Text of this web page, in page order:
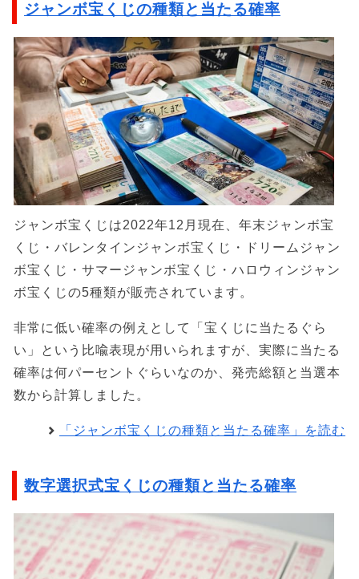
ジャンボ宝くじの種類と当たる確率
ジャンボ宝くじは2022年12月現在、年末ジャンボ宝
くじ・バレンタインジャンボ宝くじ・ドリームジャン
ボ宝くじ・サマージャンボ宝くじ・ハロウィンジャン
ボ宝くじの5種類が販売されています。
非常に低い確率の例えとして「宝くじに当たるぐら
い」という比喩表現が用いられますが、実際に当たる
確率は何パーセントぐらいなのか、発売総額と当選本
数から計算しました。
「ジャンボ宝くじの種類と当たる確率」を読む
数字選択式宝くじの種類と当たる確率